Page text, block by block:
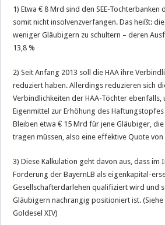
1) Etwa € 8 Mrd sind den SEE-Tochterbanken
somit nicht insolvenzverfangen. Das heißt:
weniger Gläubigern zu schultern – deren
13,8 %
2) Seit Anfang 2013 soll die HAA ihre
reduziert haben. Allerdings reduzieren sich
Verbindlichkeiten der HAA-Töchter ebenfalls,
Eigenmittel zur Erhöhung des
Bleiben etwa € 15 Mrd für jene Gläubiger,
tragen müssen, also eine effektive Quote von
3) Diese Kalkulation geht davon aus, dass im
Forderung der BayernLB als eigenkapital-
Gesellschafterdarlehen qualifiziert wird und
Gläubigern nachrangig positioniert ist.
Goldesel XIV)